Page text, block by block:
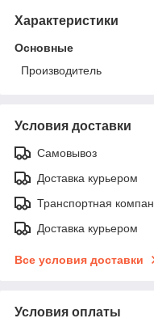
Характеристики
Основные
Производитель
Условия доставки
Самовывоз
Доставка курьером
Транспортная
Доставка курьером
Все условия доставки
Условия оплаты